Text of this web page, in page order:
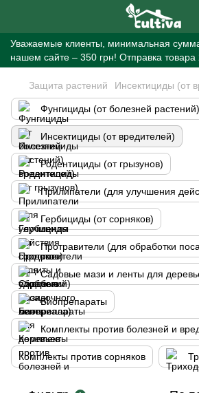
Уважаемые клиенты, минимальная
нашем сайте – 350 грн! Отправка товара
Защита растений Инсектициды (от
Фунгициды (от болезней растений)
Инсектициды (от вредителей)
Родентициды (от грызунов)
Гербициды (от сорняков)
Садовые мази и ленты для
Биопрепараты
Комплекты против болезней и
Комплекты против сорняков